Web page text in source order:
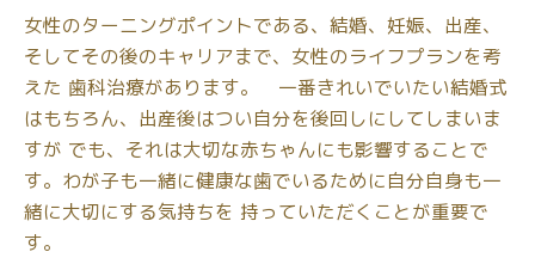
女性のターニングポイントである、結婚、妊娠、出産、
そしてその後のキャリアまで、女性のライフプランを考
えた 歯科治療があります。 一番きれいでいたい結婚式
はもちろん、出産後はつい自分を後回しにしてしまいま
すが でも、それは大切な赤ちゃんにも影響することで
す。わが子も一緒に健康な歯でいるために自分自身も一
緒に大切にする気持ちを 持っていただくことが重要で
す。